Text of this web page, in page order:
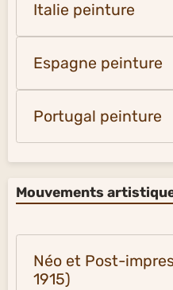
Italie peinture
Espagne peinture
Portugal peinture
Mouvements
Néo et Post-
1915)